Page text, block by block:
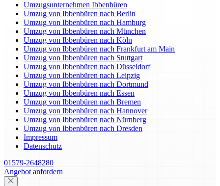
Umzugsunternehmen Ibbenbüren
Umzug von Ibbenbüren nach Berlin
Umzug von Ibbenbüren nach Hamburg
Umzug von Ibbenbüren nach München
Umzug von Ibbenbüren nach Köln
Umzug von Ibbenbüren nach Frankfurt am Main
Umzug von Ibbenbüren nach Stuttgart
Umzug von Ibbenbüren nach Düsseldorf
Umzug von Ibbenbüren nach Leipzig
Umzug von Ibbenbüren nach Dortmund
Umzug von Ibbenbüren nach Essen
Umzug von Ibbenbüren nach Bremen
Umzug von Ibbenbüren nach Hannover
Umzug von Ibbenbüren nach Nürnberg
Umzug von Ibbenbüren nach Dresden
Impressum
Datenschutz
01579-2648280
Angebot anfordern